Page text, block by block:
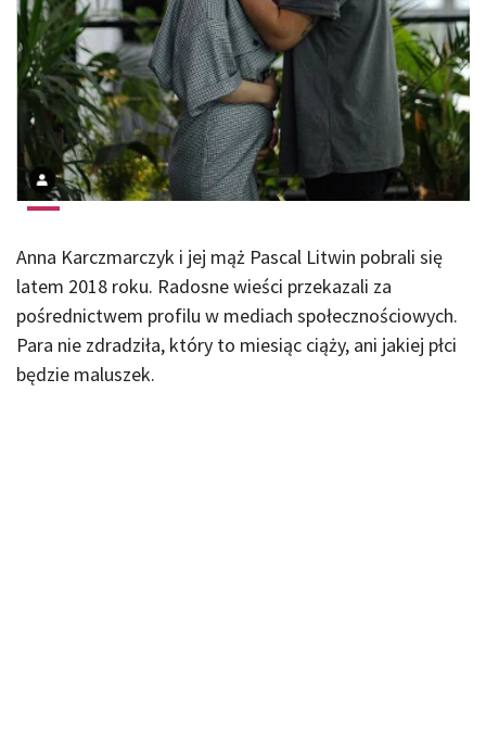
Anna Karczmarczyk i jej mąż Pascal Litwin pobrali się
latem 2018 roku. Radosne wieści przekazali za
pośrednictwem profilu w mediach społecznościowych.
Para nie zdradziła, który to miesiąc ciąży, ani jakiej płci
będzie maluszek.